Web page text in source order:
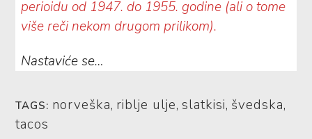
perioidu od 1947. do 1955. godine (ali o tome
više reči nekom drugom prilikom).
Nastaviće se…
TAGS: norveška, riblje ulje, slatkisi, švedska,
tacos